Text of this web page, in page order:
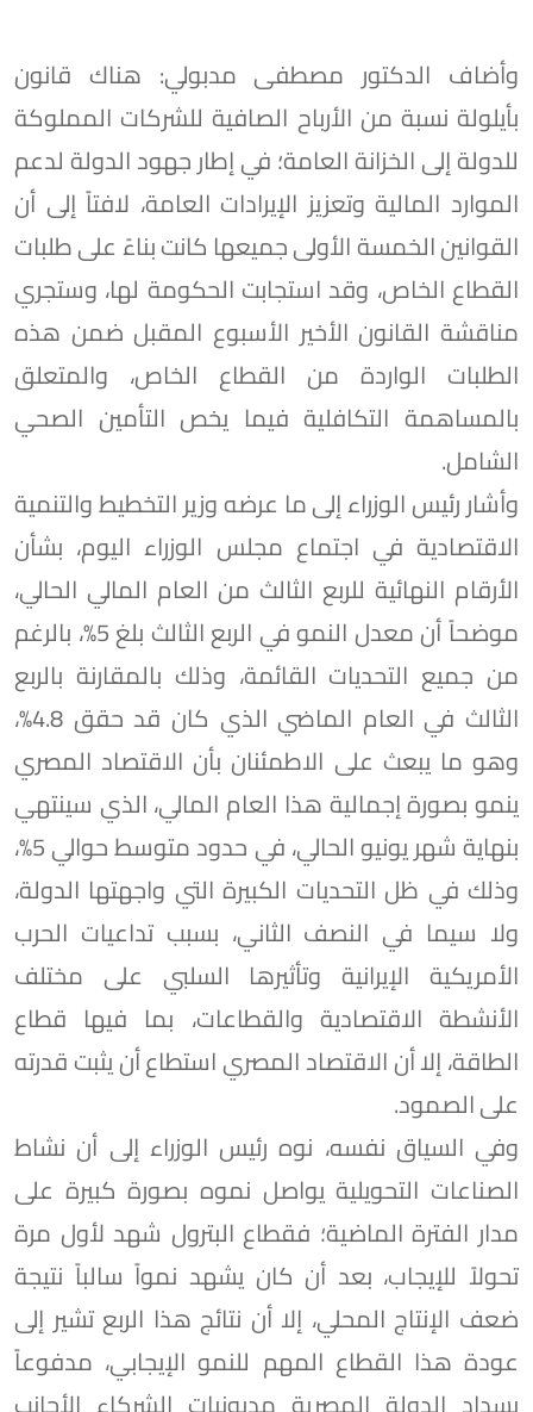
وأضاف الدكتور مصطفى مدبولي: هناك قانون
بأيلولة نسبة من الأرباح الصافية للشركات المملوكة
للدولة إلى الخزانة العامة؛ في إطار جهود الدولة لدعم
الموارد المالية وتعزيز الإيرادات العامة، لافتاً إلى أن
القوانين الخمسة الأولى جميعها كانت بناءً على طلبات
القطاع الخاص، وقد استجابت الحكومة لها، وستجري
مناقشة القانون الأخير الأسبوع المقبل ضمن هذه
الطلبات الواردة من القطاع الخاص، والمتعلق
بالمساهمة التكافلية فيما يخص التأمين الصحي
الشامل.
وأشار رئيس الوزراء إلى ما عرضه وزير التخطيط والتنمية
الاقتصادية في اجتماع مجلس الوزراء اليوم، بشأن
الأرقام النهائية للربع الثالث من العام المالي الحالي،
موضحاً أن معدل النمو في الربع الثالث بلغ 5%، بالرغم
من جميع التحديات القائمة، وذلك بالمقارنة بالربع
الثالث في العام الماضي الذي كان قد حقق 4.8%،
وهو ما يبعث على الاطمئنان بأن الاقتصاد المصري
ينمو بصورة إجمالية هذا العام المالي، الذي سينتهي
بنهاية شهر يونيو الحالي، في حدود متوسط حوالي 5%،
وذلك في ظل التحديات الكبيرة التي واجهتها الدولة،
ولا سيما في النصف الثاني، بسبب تداعيات الحرب
الأمريكية الإيرانية وتأثيرها السلبي على مختلف
الأنشطة الاقتصادية والقطاعات، بما فيها قطاع
الطاقة، إلا أن الاقتصاد المصري استطاع أن يثبت قدرته
على الصمود.
وفي السياق نفسه، نوه رئيس الوزراء إلى أن نشاط
الصناعات التحويلية يواصل نموه بصورة كبيرة على
مدار الفترة الماضية؛ فقطاع البترول شهد لأول مرة
تحولاً للإيجاب، بعد أن كان يشهد نمواً سالباً نتيجة
ضعف الإنتاج المحلي، إلا أن نتائج هذا الربع تشير إلى
عودة هذا القطاع المهم للنمو الإيجابي، مدفوعاً